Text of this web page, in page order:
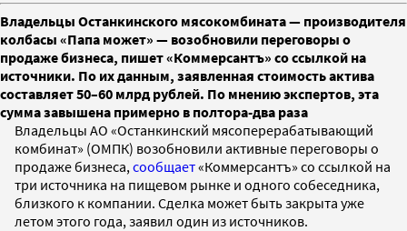
Владельцы Останкинского мясокомбината — производителя
колбасы «Папа может» — возобновили переговоры о
продаже бизнеса, пишет «Коммерсантъ» со ссылкой на
источники. По их данным, заявленная стоимость актива
составляет 50–60 млрд рублей. По мнению экспертов, эта
сумма завышена примерно в полтора-два раза
Владельцы АО «Останкинский мясоперерабатывающий
комбинат» (ОМПК) возобновили активные переговоры о
продаже бизнеса, сообщает«Коммерсантъ» со ссылкой на
три источника на пищевом рынке и одного собеседника,
близкого к компании. Сделка может быть закрыта уже
летом этого года, заявил один из источников.